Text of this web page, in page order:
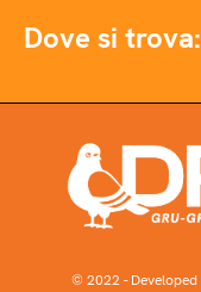
Dove si trova:
© 2022 - Developed